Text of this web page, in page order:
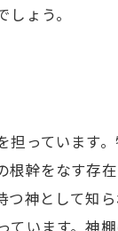
ょう。
っています
幹をなす存
神として知
います。神